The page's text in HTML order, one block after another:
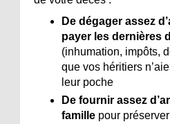
De dégager assez
payer les dernières
(inhumation, impôts,
que vos héritiers
leur poche
De fournir assez
famille pour